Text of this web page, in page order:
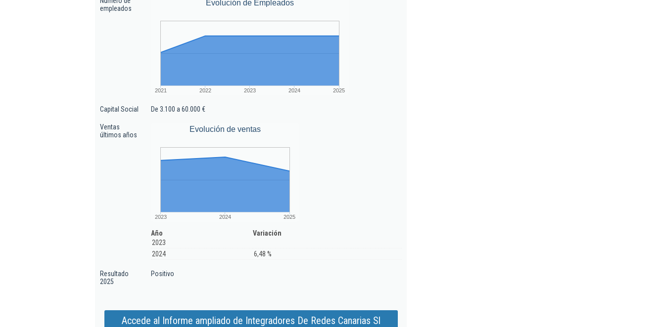
empleados
Evolución de Empleados
2021 2022 2023 2024 2025
Capital Social De 3.100 a 60.000 €
Ventas
últimos años
Evolución de ventas
2023 2024 2025
Año
Variación
2023
2024
6,48 %
Resultado
2025
Positivo
Accede al Informe ampliado de Integradores De Redes Canarias Sl